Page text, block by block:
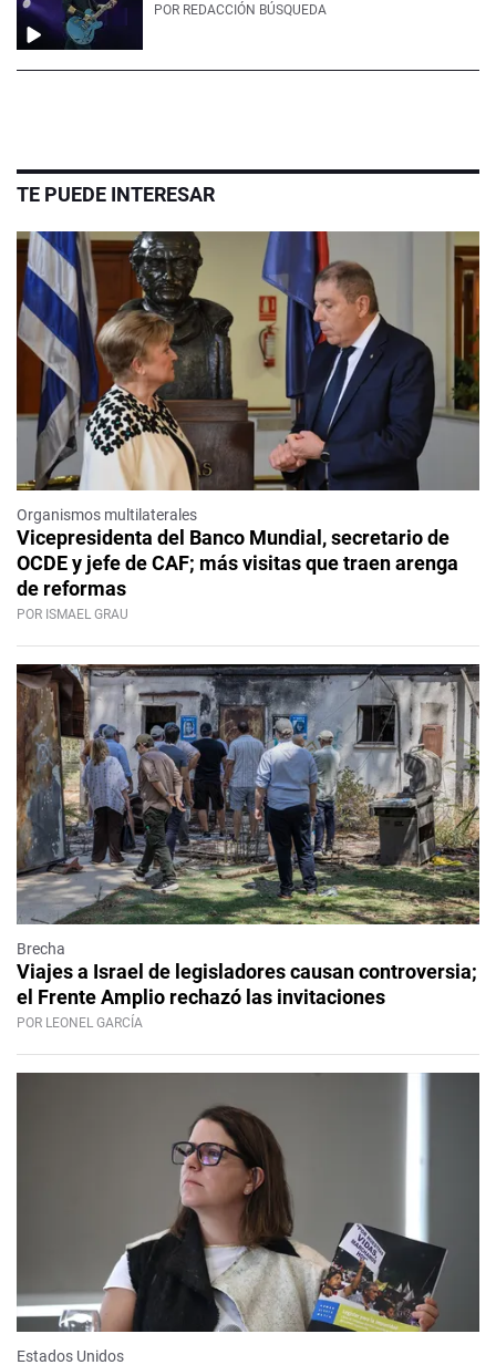
POR REDACCIÓN BÚSQUEDA
TE PUEDE INTERESAR
Organismos multilaterales
Vicepresidenta del Banco Mundial, secretario de
OCDE y jefe de CAF; más visitas que traen arenga
de reformas
POR ISMAEL GRAU
Brecha
Viajes a Israel de legisladores causan controversia;
el Frente Amplio rechazó las invitaciones
POR LEONEL GARCÍA
Estados Unidos